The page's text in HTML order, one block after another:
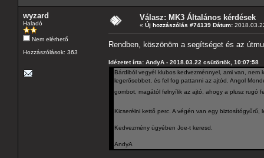
wyzard
Haladó
Nem elérhető
Hozzászólások: 363
Válasz: MK3 Általános kérdések
« Új hozzászólás #74139 Dátum:
Rendben, köszönöm a segítséget és az
Idézetet írta: AndyA - 2018.03.22 csütörtök, 10:07:58
Bárdiból vegyél klubos kedvezménnyel, ami van,
legerősebbet, és fel fog pattanni az ajtód. Angol
gombot, magától felnyílik az ajtó, ahogy a plusz rugó
Kicserélni kettő perc. A végén van egy
Kedvezmény ügyében Joe-t keresd.
AndyA